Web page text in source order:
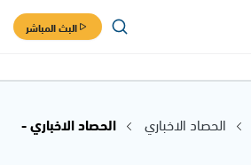
البث المباشر
الحصاد الاخباري
الحصاد الاخباري -